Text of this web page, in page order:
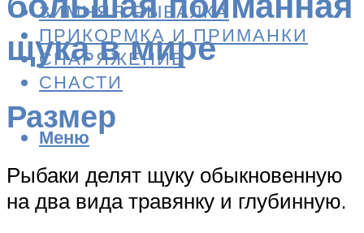
ЗИМНЯЯ РЫБАЛКА
ПРИКОРМКА И ПРИМАНКИ
СНАРЯЖЕНИЕ
СНАСТИ
Меню
щука в мире
Размер
Рыбаки делят щуку обыкновенную
на два вида травянку и глубинную.